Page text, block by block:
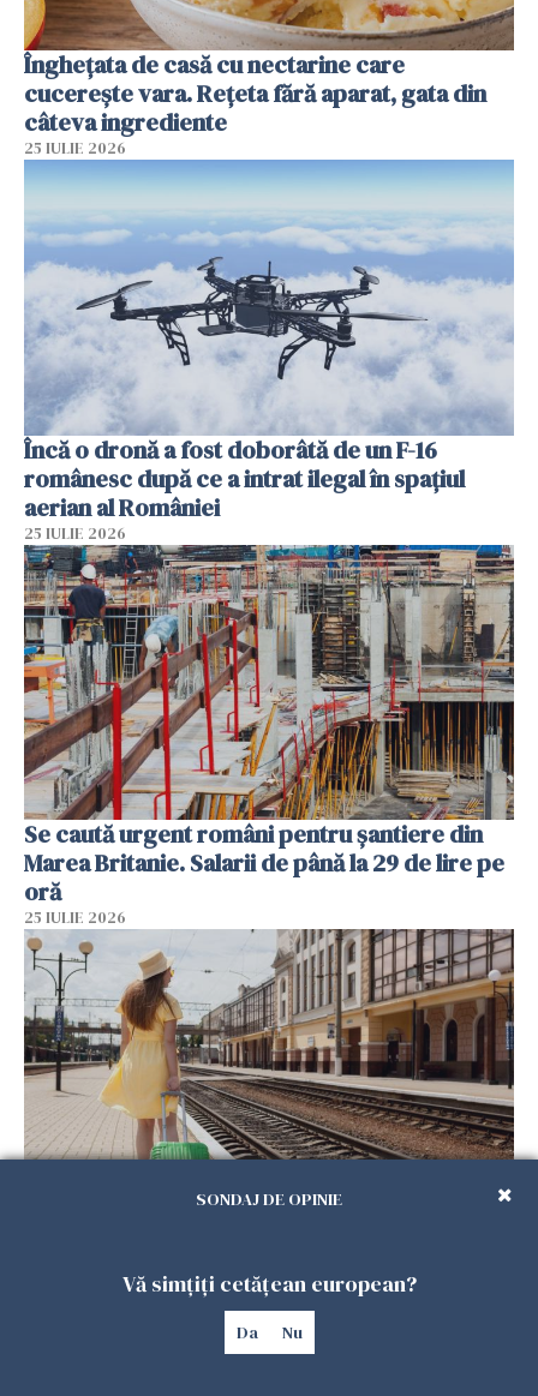
Înghețata de casă cu nectarine care
cucerește vara. Rețeta fără aparat, gata din
câteva ingrediente
25 IULIE 2026
Încă o dronă a fost doborâtă de un F-16
românesc după ce a intrat ilegal în spațiul
aerian al României
25 IULIE 2026
Se caută urgent români pentru șantiere din
Marea Britanie. Salarii de până la 29 de lire pe
oră
25 IULIE 2026
Milano pot întârzia până la 3 ore
SONDAJ DE OPINIE
Vă simțiți cetățean european?
Da Nu